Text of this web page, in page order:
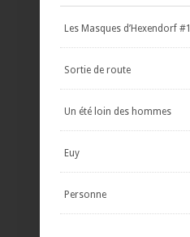
Les Masques d’Hexendorf #1
Sortie de route
Un été loin des hommes
Euy
Personne